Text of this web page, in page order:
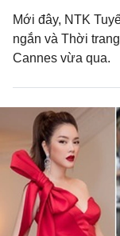
Mới đây, NTK
ngắn và Thời
Cannes vừa qua.